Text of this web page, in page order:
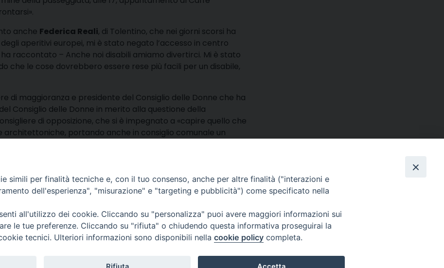
anche Federica Reali, di Tolentino, che nei giorni scorsi ha
aperitivi europei, mi è stato negato l’accesso in centro
raccontato – Anche noi disabili amiamo divertirci. Mi è stato
che le cose dovrebbero essere rese più facili per un disabile,
di maggioranza e presidente del Consiglio delle Donne che ha
Consiglio delle Donne in merito alla questione della
di opposizione, che si è impegnato a «capire quello che
portando anche in consiglio comunale un
Trib. di Macerata: N. 2329/17 del 26/05/2017
Tiziana Tiberi
Piero Chinellato
© 2025 MarcheMedia s.c. – Via Cincinelli 4 – 62100 Macerata
simili per finalità tecniche e, con il tuo consenso, anche per altre finalità ("interazioni e
dell'esperienza", "misurazione" e "targeting e pubblicità") come specificato nella
all'utilizzo dei cookie. Cliccando su "personalizza" puoi avere maggiori informazioni sui
le tue preferenze. Cliccando su "rifiuta" o chiudendo questa informativa proseguirai la
tecnici. Ulteriori informazioni sono disponibili nella cookie policy completa.